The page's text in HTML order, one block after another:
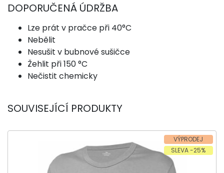
DOPORUČENÁ ÚDRŽBA
Lze prát v pračce při 40°C
Nebělit
Nesušit v bubnové sušičce
Žehlit při 150 °C
Nečistit chemicky
SOUVISEJÍCÍ PRODUKTY
VÝPRODEJ
SLEVA -25%